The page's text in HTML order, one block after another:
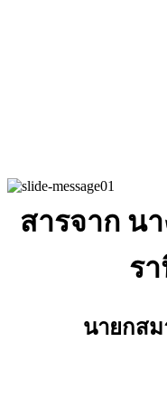
สารจาก น
ร
นายกส